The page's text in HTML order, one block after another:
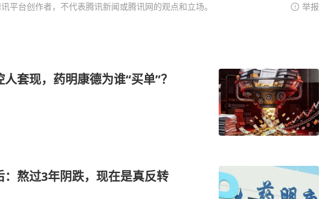
平台创作者，不代表腾讯新闻或腾讯网的观点和立场。 举报
套现，药明康德为谁“买单”？
：熬过3年阴跌，现在是真反转